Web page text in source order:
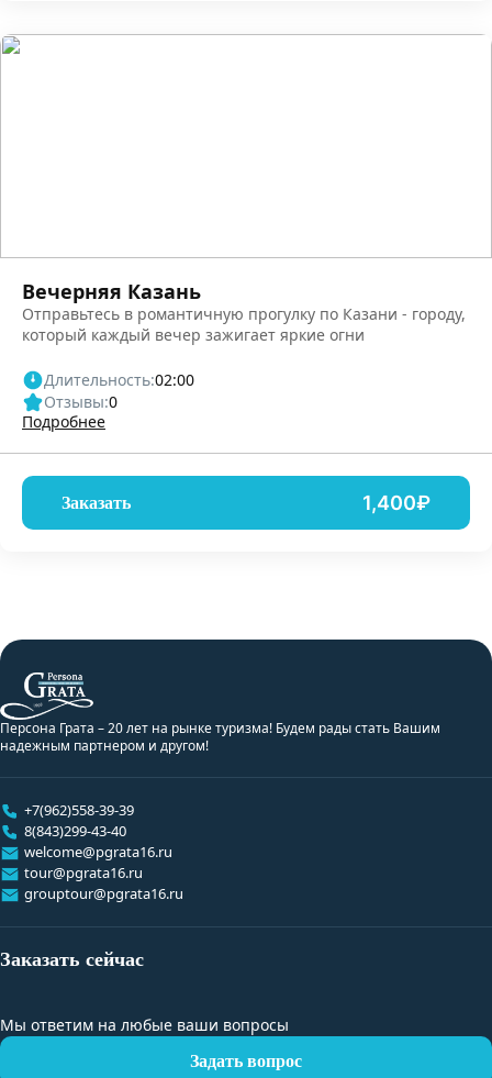
Вечерняя Казань
Отправьтесь в романтичную прогулку по Казани - городу,
который каждый вечер зажигает яркие огни
Длительность:02:00
Отзывы:0
Подробнее
Заказать 1,400₽
Персона Грата – 20 лет на рынке туризма! Будем рады стать Вашим
надежным партнером и другом!
+7(962)558-39-39
8(843)299-43-40
welcome@pgrata16.ru
tour@pgrata16.ru
grouptour@pgrata16.ru
Заказать сейчас
Мы ответим на любые ваши вопросы
Задать вопрос